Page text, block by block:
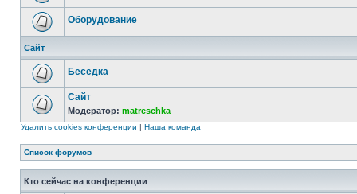
Оборудование
Сайт
Беседка
Сайт
Модератор: matreschka
Удалить cookies конференции | Наша команда
Список форумов
Кто сейчас на конференции